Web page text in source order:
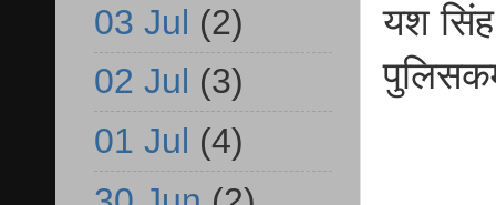
यश
03 Jul (2)
02 Jul (3)
01 Jul (4)